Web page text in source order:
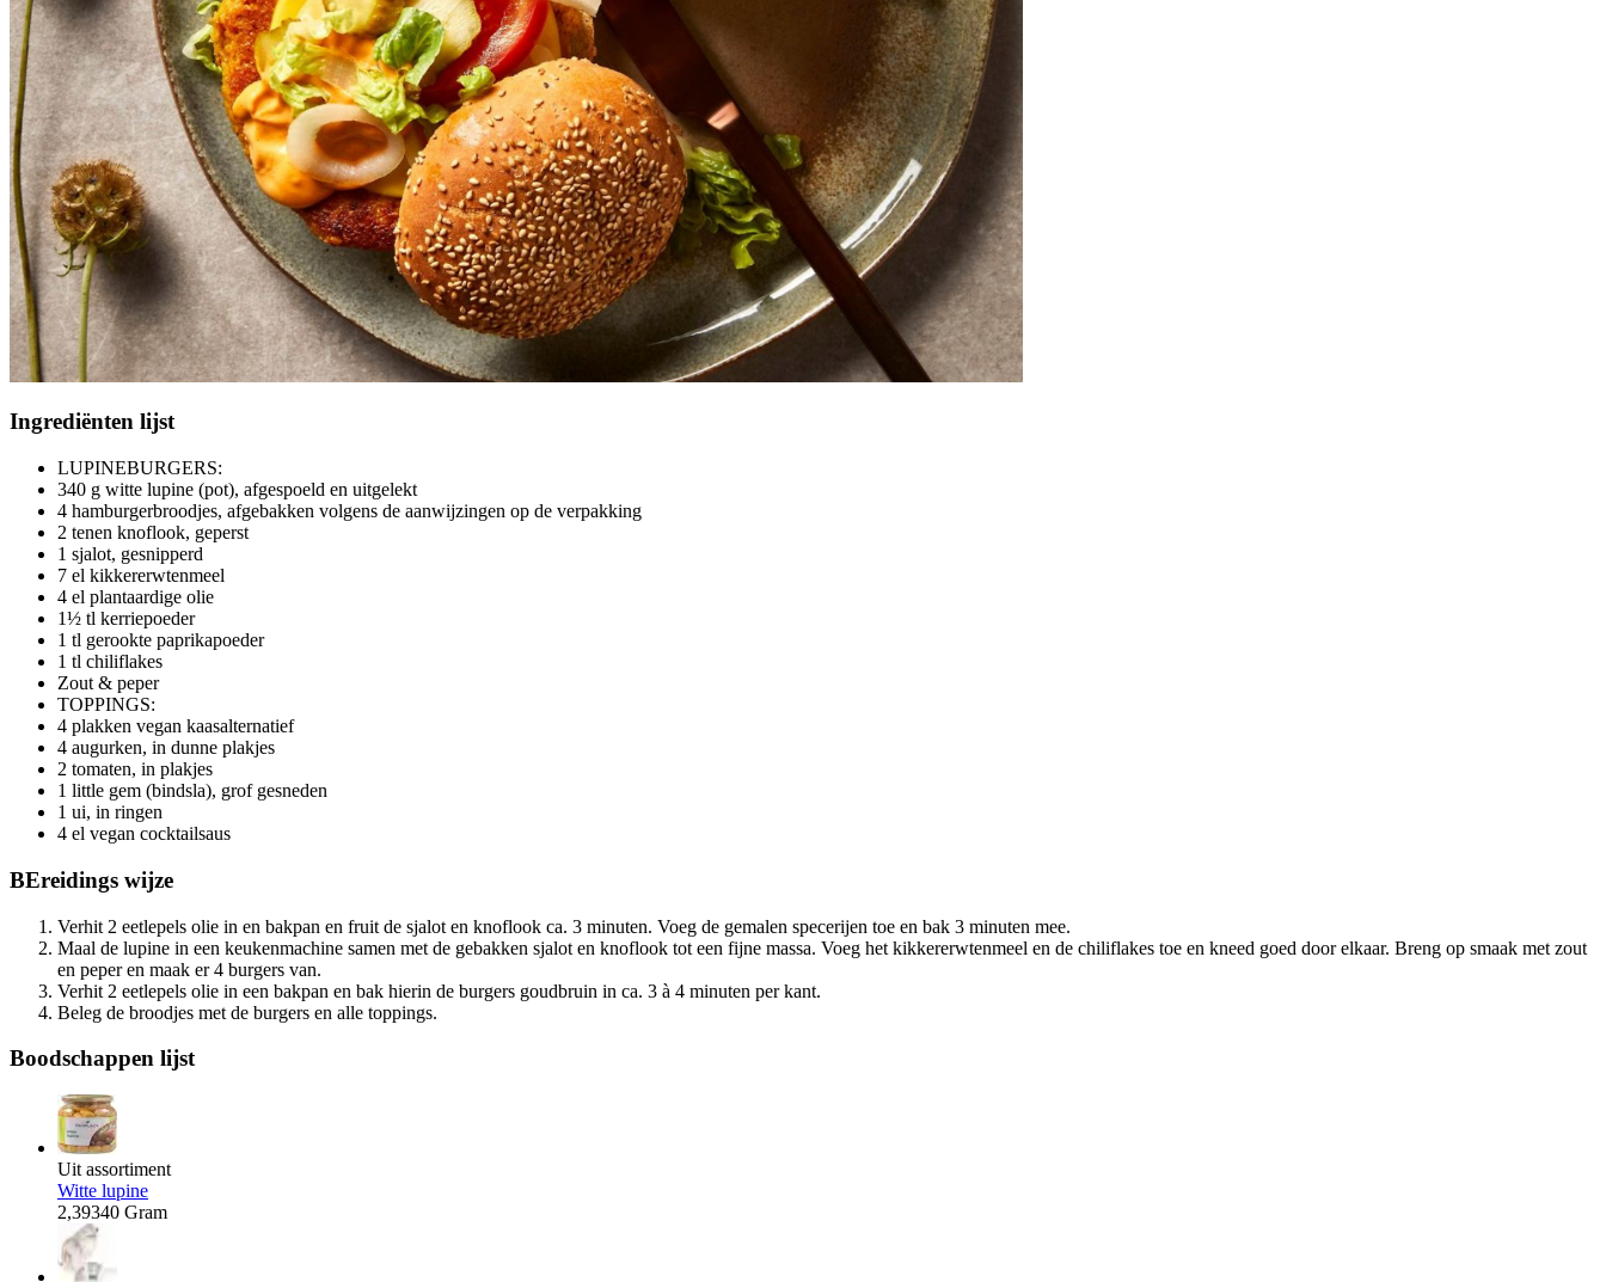
Ingrediënten lijst
LUPINEBURGERS:
340 g witte lupine (pot), afgespoeld en uitgelekt
4 hamburgerbroodjes, afgebakken volgens de aanwijzingen op de verpakking
2 tenen knoflook, geperst
1 sjalot, gesnipperd
7 el kikkererwtenmeel
4 el plantaardige olie
1½ tl kerriepoeder
1 tl gerookte paprikapoeder
1 tl chiliflakes
Zout & peper
TOPPINGS:
4 plakken vegan kaasalternatief
4 augurken, in dunne plakjes
2 tomaten, in plakjes
1 little gem (bindsla), grof gesneden
1 ui, in ringen
4 el vegan cocktailsaus
BEreidings wijze
Verhit 2 eetlepels olie in en bakpan en fruit de sjalot en knoflook ca. 3 minuten. Voeg de gemalen specerijen toe en bak 3 minuten mee.
Maal de lupine in een keukenmachine samen met de gebakken sjalot en knoflook tot een fijne massa. Voeg het kikkererwtenmeel en de chiliflakes toe en kneed goed door elkaar. Breng op smaak met zout
en peper en maak er 4 burgers van.
Verhit 2 eetlepels olie in een bakpan en bak hierin de burgers goudbruin in ca. 3 à 4 minuten per kant.
Beleg de broodjes met de burgers en alle toppings.
Boodschappen lijst
Uit assortiment
Witte lupine
2,39340 Gram